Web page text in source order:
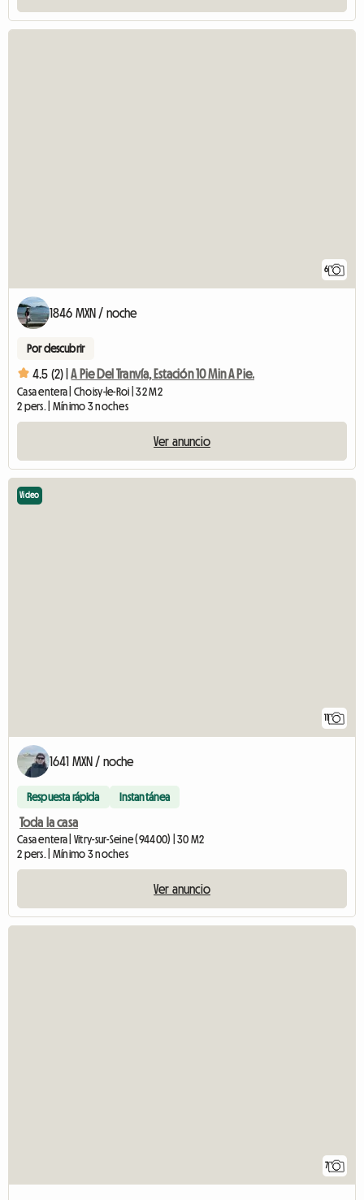
6
1846 MXN / noche
Por descubrir
4.5 (2) | A Pie Del Tranvía, Estación 10 Min A Pie.
Casa entera | Choisy-le-Roi | 32 M2
2 pers. | Mínimo 3 noches
Ver anuncio
11
Video
1641 MXN / noche
Respuesta rápida Instantánea
Toda la casa
Casa entera | Vitry-sur-Seine (94400) | 30 M2
2 pers. | Mínimo 3 noches
Ver anuncio
7